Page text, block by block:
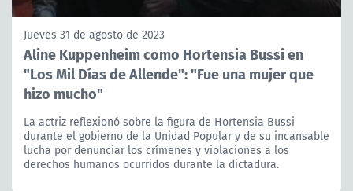
Jueves 31 de agosto de 2023
Aline Kuppenheim como Hortensia Bussi en
"Los Mil Días de Allende": "Fue una mujer que
hizo mucho"
La actriz reflexionó sobre la figura de Hortensia Bussi
durante el gobierno de la Unidad Popular y de su incansable
lucha por denunciar los crímenes y violaciones a los
derechos humanos ocurridos durante la dictadura.